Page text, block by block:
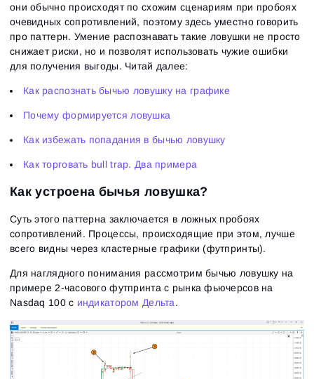
они обычно происходят по схожим сценариям при пробоях
очевидных сопротивлений, поэтому здесь уместно говорить
про паттерн. Умение распознавать такие ловушки не просто
снижает риски, но и позволят использовать чужие ошибки
для получения выгоды. Читай далее:
Как распознать бычью ловушку на графике
Почему формируется ловушка
Как избежать попадания в бычью ловушку
Как торговать bull trap. Два примера
Как устроена бычья ловушка?
Суть этого паттерна заключается в ложных пробоях
сопротивлений. Процессы, происходящие при этом, лучше
всего видны через кластерные графики (футпринты).
Для наглядного понимания рассмотрим бычью ловушку на
примере 2-часового футпринта с рынка фьючерсов на
Nasdaq 100 с индикатором Дельта.